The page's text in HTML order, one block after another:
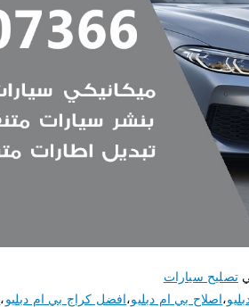
تصليح سيارات
،اصلاح بي ام دبليو،افضل كراج بي ام دبليو،